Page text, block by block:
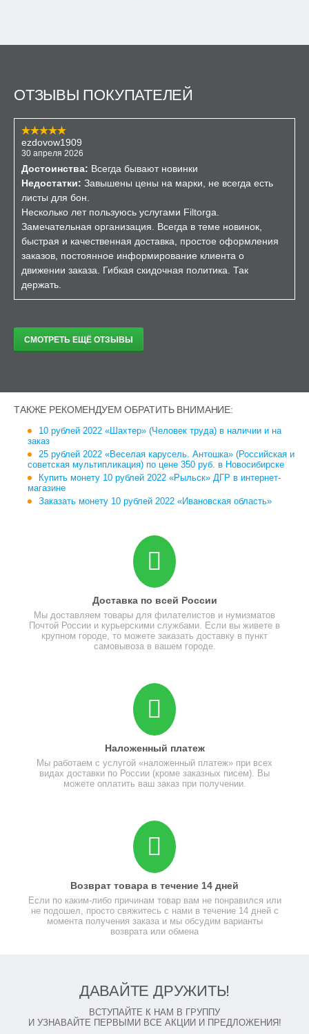
ОТЗЫВЫ ПОКУПАТЕЛЕЙ
ezdovow1909
30 апреля 2026
Достоинства: Всегда бывают новинки
Недостатки: Завышены цены на марки, не всегда есть
листы для бон.
Несколько лет пользуюсь услугами Filtorga.
Замечательная организация. Всегда в теме новинок,
быстрая и качественная доставка, простое оформления
заказов, постоянное информирование клиента о
движении заказа. Гибкая скидочная политика. Так
держать.
СМОТРЕТЬ ЕЩЁ ОТЗЫВЫ
ТАКЖЕ РЕКОМЕНДУЕМ ОБРАТИТЬ ВНИМАНИЕ:
10 рублей 2022 «Шахтер» (Человек труда) в наличии и на
заказ
25 рублей 2022 «Веселая карусель. Антошка» (Российская и
советская мультипликация) по цене 350 руб. в Новосибирске
Купить монету 10 рублей 2022 «Рыльск» ДГР в интернет-
магазине
Заказать монету 10 рублей 2022 «Ивановская область»
Доставка по всей России
Мы доставляем товары для филателистов и нумизматов
Почтой России и курьерскими службами. Если вы живете в
крупном городе, то можете заказать доставку в пункт
самовывоза в вашем городе.
Наложенный платеж
Мы работаем с услугой «наложенный платеж» при всех
видах доставки по России (кроме заказных писем). Вы
можете оплатить ваш заказ при получении.
Возврат товара в течение 14 дней
Если по каким-либо причинам товар вам не понравился или
не подошел, просто свяжитесь с нами в течение 14 дней с
момента получения заказа и мы обсудим варианты
возврата или обмена
ДАВАЙТЕ ДРУЖИТЬ!
ВСТУПАЙТЕ К НАМ В ГРУППУ
И УЗНАВАЙТЕ ПЕРВЫМИ ВСЕ АКЦИИ И ПРЕДЛОЖЕНИЯ!